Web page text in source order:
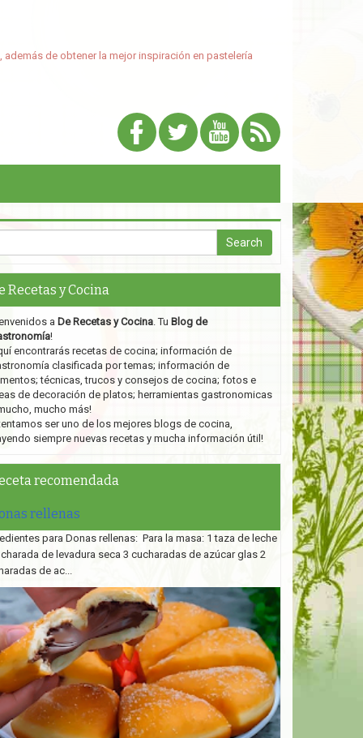
de obtener la mejor inspiración en pastelería
Recetas y Cocina
a De Recetas y Cocina. Tu Blog de
!
encontrarás recetas de cocina; información de
clasificada por temas; información de
técnicas, trucos y consejos de cocina; fotos e
de decoración de platos; herramientas gastronomicas
mucho más!
ser uno de los mejores blogs de cocina,
siempre nuevas recetas y mucha información útil!
recomendada
rellenas
para Donas rellenas: Para la masa: 1 taza de leche
de levadura seca 3 cucharadas de azúcar glas 2
de ac...